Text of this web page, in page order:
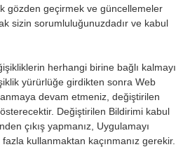
gözden geçirmek ve güncellemeler
sizin sorumluluğunuzdadır ve kabul
herhangi birine bağlı kalmayı
yürürlüğe girdikten sonra Web
devam etmeniz, değiştirilen
Değiştirilen Bildirimi kabul
çıkış yapmanız, Uygulamayı
kullanmaktan kaçınmanız gerekir.